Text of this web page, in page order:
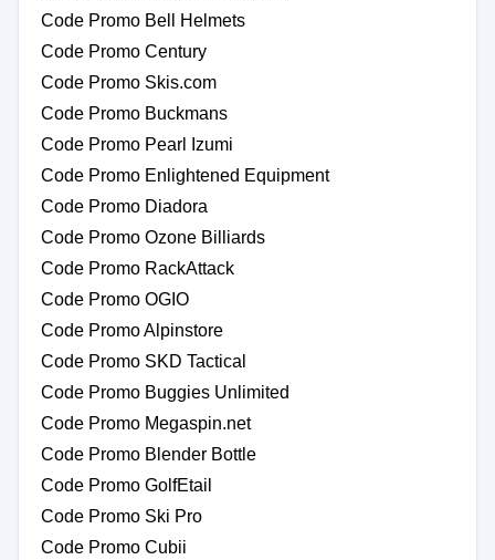
Code Promo Bell Helmets
Code Promo Century
Code Promo Skis.com
Code Promo Buckmans
Code Promo Pearl Izumi
Code Promo Enlightened Equipment
Code Promo Diadora
Code Promo Ozone Billiards
Code Promo RackAttack
Code Promo OGIO
Code Promo Alpinstore
Code Promo SKD Tactical
Code Promo Buggies Unlimited
Code Promo Megaspin.net
Code Promo Blender Bottle
Code Promo GolfEtail
Code Promo Ski Pro
Code Promo Cubii